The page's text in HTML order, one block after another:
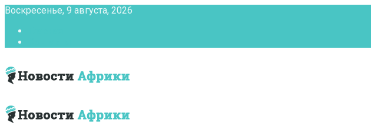
Воскресенье, 9 августа, 2026